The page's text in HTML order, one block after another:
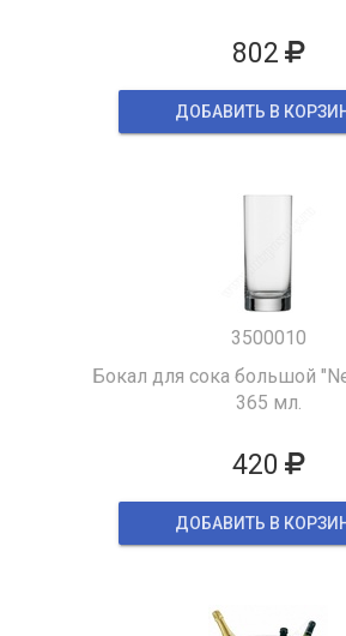
802
ДОБАВИТЬ В
3500010
Бокал для сока большой
365 мл.
420
ДОБАВИТЬ В